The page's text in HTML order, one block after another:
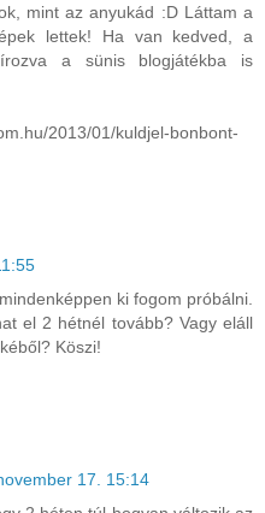
mint az anyukád :D Láttam a
lettek! Ha van kedved, a
a sünis blogjátékba is
2013/01/kuldjel-bonbont-
ki fogom próbálni.
el 2 hétnél tovább? Vagy eláll
Köszi!
17. 15:14